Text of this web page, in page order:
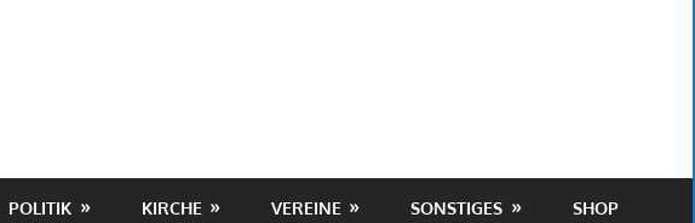
POLITIK KIRCHE VEREINE SONSTIGES SHOP